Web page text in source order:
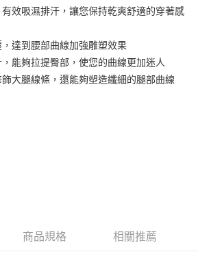
台灣大哥大用戶可立即使用無須另外申請。
分期」，訂單成立後會自動跳轉到大哥付的交易
擇欲分期的期數、繳款截止日，確認付款後即完
】
簡訊認證，即可結帳。
使用 Hami Point 折抵消費金額 (1點等於1元)。
效吸濕排汗，讓您保持乾爽舒適的穿著感
達到腰部曲線加強雕塑效果
能夠拉提臀部，使您的曲線更加迷人
大腿線條，還能夠塑造纖細的腿部曲線
商品規格 相關推薦